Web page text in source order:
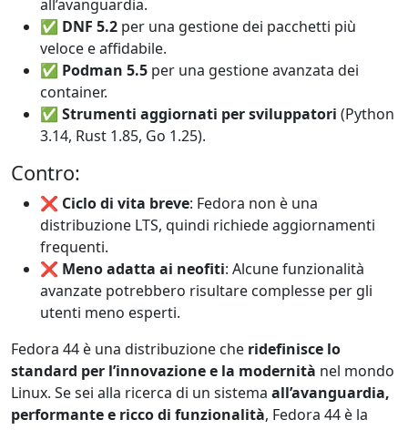
all’avanguardia.
✅ DNF 5.2 per una gestione dei pacchetti più
veloce e affidabile.
✅ Podman 5.5 per una gestione avanzata dei
container.
✅ Strumenti aggiornati per sviluppatori (Python
3.14, Rust 1.85, Go 1.25).
Contro:
❌ Ciclo di vita breve: Fedora non è una
distribuzione LTS, quindi richiede aggiornamenti
frequenti.
❌ Meno adatta ai neofiti: Alcune funzionalità
avanzate potrebbero risultare complesse per gli
utenti meno esperti.
Fedora 44 è una distribuzione che ridefinisce lo
standard per l’innovazione e la modernità nel mondo
Linux. Se sei alla ricerca di un sistema all’avanguardia,
performante e ricco di funzionalità, Fedora 44 è la